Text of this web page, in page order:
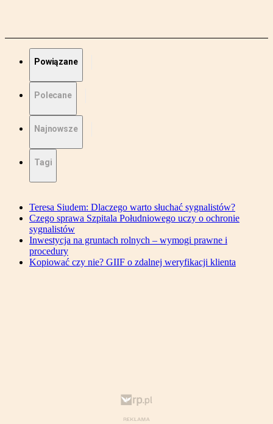
Powiązane
Polecane
Najnowsze
Tagi
Teresa Siudem: Dlaczego warto słuchać sygnalistów?
Czego sprawa Szpitala Południowego uczy o ochronie
sygnalistów
Inwestycja na gruntach rolnych – wymogi prawne i
procedury
Kopiować czy nie? GIIF o zdalnej weryfikacji klienta